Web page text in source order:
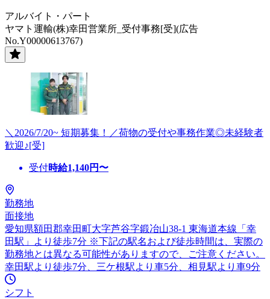
アルバイト・パート
ヤマト運輸(株)幸田営業所_受付事務[受](広告
No.Y00000613767)
＼2026/7/20~ 短期募集！／荷物の受付や事務作業◎未経験者
歓迎♪[受]
受付時給1,140円〜
勤務地
面接地
愛知県額田郡幸田町大字芦谷字鍛冶山38-1 東海道本線「幸
田駅」より徒歩7分 ※下記の駅名および徒歩時間は、実際の
勤務地とは異なる可能性がありますので、ご注意ください。
幸田駅より徒歩7分、三ケ根駅より車5分、相見駅より車9分
シフト